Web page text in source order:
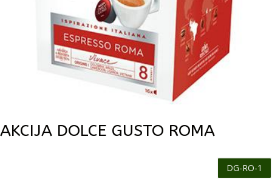
AKCIJA DOLCE GUSTO ROMA
DG-RO-1